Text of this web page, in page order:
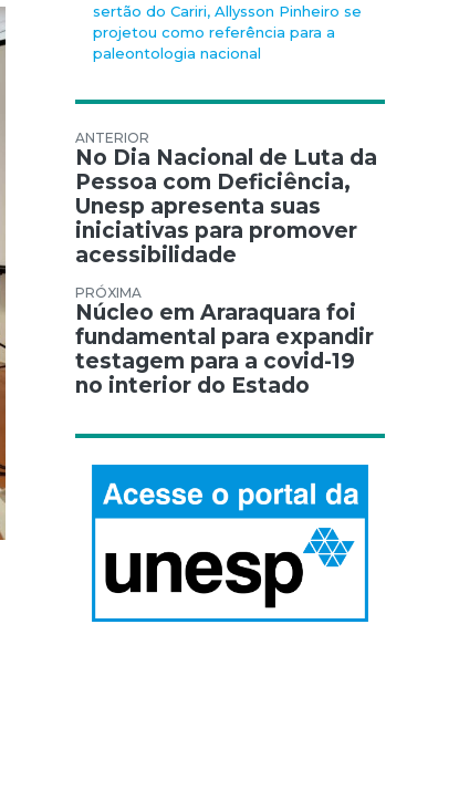
sertão do Cariri, Allysson Pinheiro se
projetou como referência para a
paleontologia nacional
Navegação de Post
No Dia Nacional de Luta da
Pessoa com Deficiência,
Unesp apresenta suas
iniciativas para promover
acessibilidade
Núcleo em Araraquara foi
fundamental para expandir
testagem para a covid-19
no interior do Estado